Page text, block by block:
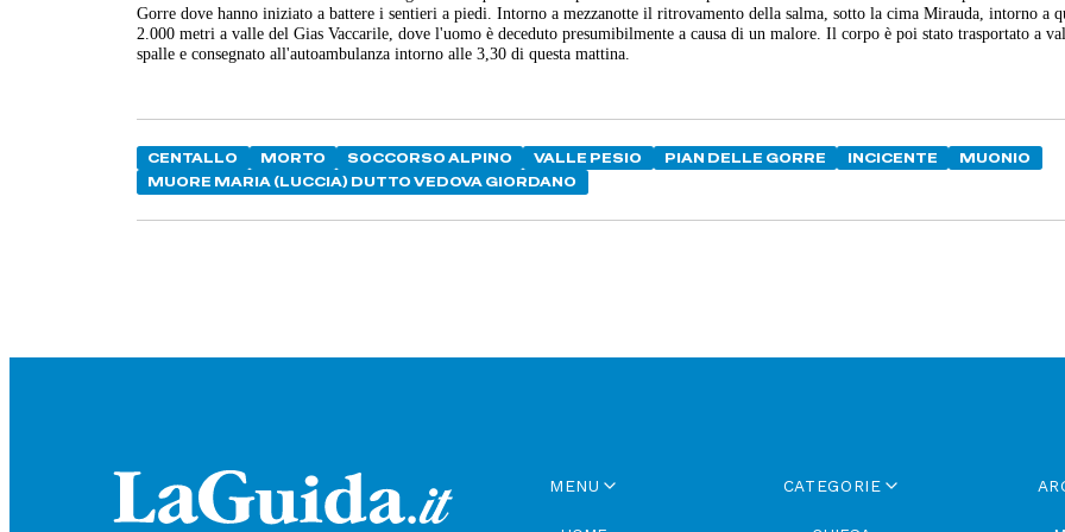
Gorre dove hanno iniziato a battere i sentieri a piedi. Intorno a mezzanotte il ritrovamento della salma, sotto la cima Mirauda, intorno a
2.000 metri a valle del Gias Vaccarile, dove l'uomo è deceduto presumibilmente a causa di un malore. Il corpo è poi stato trasportato a
spalle e consegnato all'autoambulanza intorno alle 3,30 di questa mattina.
CENTALLO MORTO SOCCORSO ALPINO VALLE PESIO PIAN DELLE GORRE INCICENTE
MUONIO
MUORE MARIA (LUCCIA) DUTTO VEDOVA GIORDANO
MENU CATEGORIE